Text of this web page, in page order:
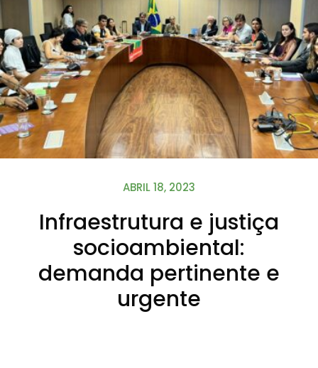
ABRIL 18, 2023
Infraestrutura e justiça
socioambiental:
demanda pertinente e
urgente